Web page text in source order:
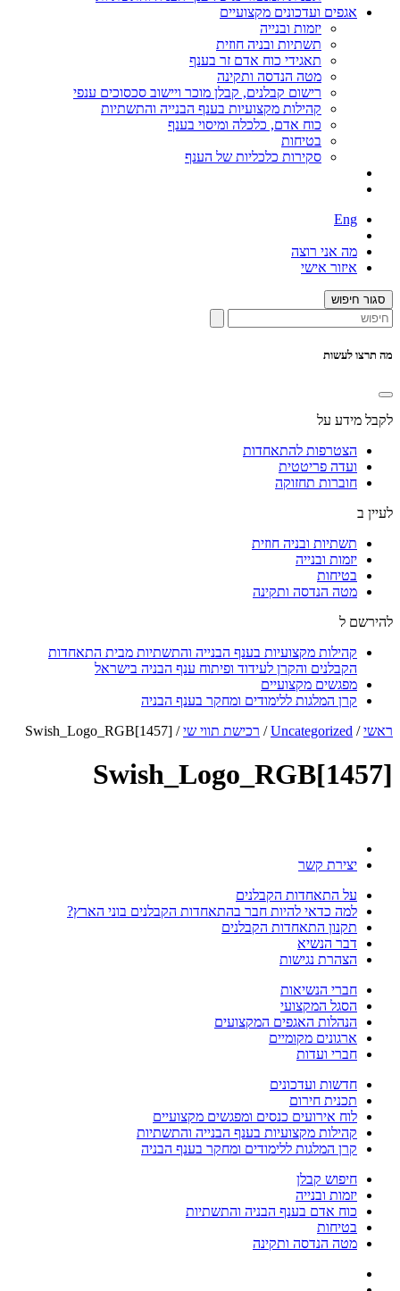
אגפים ועדכונים מקצועיים
יזמות ובנייה
תשתיות ובניה חוזית
תאגידי כוח אדם זר בענף
מטה הנדסה ותקינה
רישום קבלנים, קבלן מוכר ויישוב סכסוכים ענפי
קהילות מקצועיות בענף הבנייה והתשתיות
כוח אדם, כלכלה ומיסוי בענף
בטיחות
סקירות כלכליות של הענף
Eng
מה אני רוצה
איזור אישי
סגור חיפוש
מה תרצו לעשות
לקבל מידע על
הצטרפות להתאחדות
ועדה פריטטית
חוברות תחזוקה
לעיין ב
תשתיות ובניה חוזית
יזמות ובנייה
בטיחות
מטה הנדסה ותקינה
להירשם ל
קהילות מקצועיות בענף הבנייה והתשתיות מבית התאחדות
הקבלנים והקרן לעידוד ופיתוח ענף הבניה בישראל
מפגשים מקצועיים
קרן המלגות ללימודים ומחקר בענף הבניה
ראשי/
Uncategorized
/ רכישת תווי שי/
Swish_Logo_RGB[1457]
Swish_Logo_RGB[1457]
יצירת קשר
על התאחדות הקבלנים
למה כדאי להיות חבר בהתאחדות הקבלנים בוני הארץ?
תקנון התאחדות הקבלנים
דבר הנשיא
הצהרת נגישות
חברי הנשיאות
הסגל המקצועי
הנהלות האגפים המקצועים
ארגונים מקומיים
חברי ועדות
חדשות ועדכונים
תכנית חירום
לוח אירועים כנסים ומפגשים מקצועיים
קהילות מקצועיות בענף הבנייה והתשתיות
קרן המלגות ללימודים ומחקר בענף הבניה
חיפוש קבלן
יזמות ובנייה
כוח אדם בענף הבניה והתשתיות
בטיחות
מטה הנדסה ותקינה